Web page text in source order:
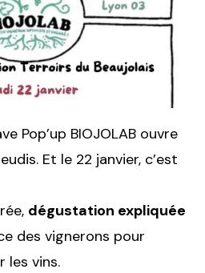
Pop’up BIOJOLAB ouvre
Et le 22 janvier, c’est
dégustation expliquée
des vignerons pour
les vins.